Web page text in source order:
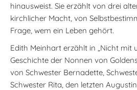
hinausweist. Sie erzählt von drei
kirchlicher Macht, von
Frage, wem ein Leben gehört.
Edith Meinhart erzählt in „Nicht mit
Geschichte der Nonnen von
von Schwester Bernadette,
Schwester Rita, den letzten